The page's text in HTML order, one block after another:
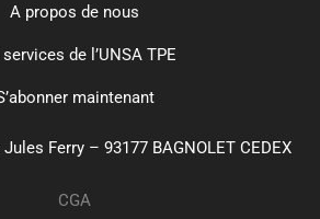
A propos de nous
de l’UNSA TPE
maintenant
Ferry – 93177 BAGNOLET CEDEX
CGA